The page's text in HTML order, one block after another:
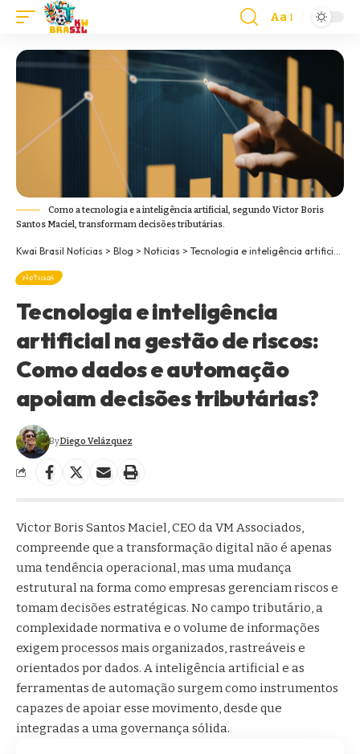
Aa
Como a tecnologia e a inteligência artificial, segundo Victor Boris
Santos Maciel, transformam decisões tributárias.
Kwai Brasil Notícias > Blog > Noticias > Tecnologia e inteligência artificial na gestão de riscos: Como dados e automação apoiam decisões tributárias?
Noticias
Tecnologia e inteligência
artificial na gestão de riscos:
Como dados e automação
apoiam decisões tributárias?
ByDiego Velázquez
Victor Boris Santos Maciel, CEO da VM Associados,
compreende que a transformação digital não é apenas
uma tendência operacional, mas uma mudança
estrutural na forma como empresas gerenciam riscos e
tomam decisões estratégicas. No campo tributário, a
complexidade normativa e o volume de informações
exigem processos mais organizados, rastreáveis e
orientados por dados. A inteligência artificial e as
ferramentas de automação surgem como instrumentos
capazes de apoiar esse movimento, desde que
integradas a uma governança sólida.